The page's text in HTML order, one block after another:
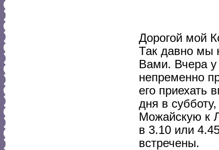
Дорогой мой
Так давно мы
Вами. Вчера
непременно
его приехать
дня в
Можайскую к
в 3.10 или
встречены.